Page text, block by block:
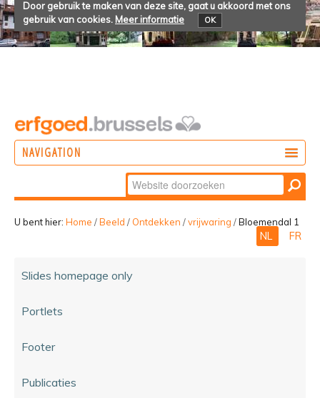
Door gebruik te maken van deze site, gaat u akkoord met ons
gebruik van cookies. Meer informatie OK
NAVIGATION
Zoek
Geavanceerd
zoeken...
U bent hier: Home /Beeld / Ontdekken /vrijwaring /Bloemendal 1
NL FR
Slides homepage only
Portlets
Footer
Publicaties